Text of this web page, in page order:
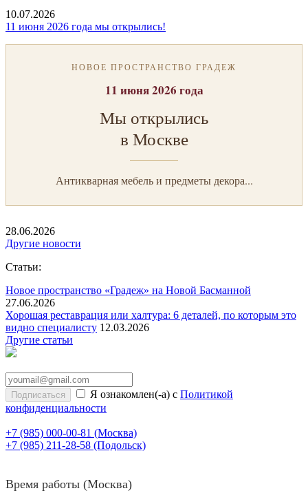
10.07.2026
11 июня 2026 года мы открылись!
НОВОЕ ПРОСТРАНСТВО ГРАДЕЖ
11 июня 2026 года
Мы открылись
в Москве
Антикварная мебель и предметы декора...
28.06.2026
Другие новости
Статьи:
Новое пространство «Градеж» на Новой Басманной
27.06.2026
Хорошая реставрация или халтура: 6 деталей, по которым это
видно специалисту 12.03.2026
Другие статьи
Я ознакомлен(-а) с Политикой
конфиденциальности
+7 (985) 000-00-81 (Москва)
+7 (985) 211-28-58 (Подольск)
Время работы (Москва)